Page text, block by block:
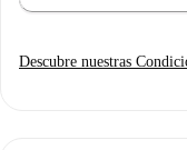
Descubre nuestras